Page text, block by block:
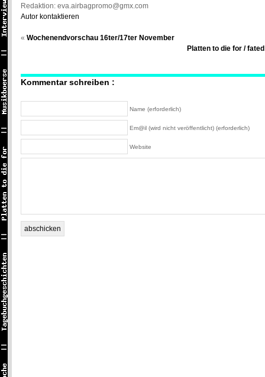
Redaktion: eva.airbagpromo@gmx.com
Autor kontaktieren
« Wochenendvorschau 16ter/17ter November
Platten to die for /
Kommentar schreiben :
Name (erforderlich)
Em@il (wird nicht veröffentlicht) (erforderlich)
Website